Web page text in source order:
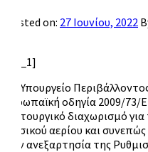
Posted on: 27 Ιουνίου, 2022
[ad_1]
Το Υπουργείο
ευρωπαϊκή οδηγία 2009/
λειτουργικό διαχωρισμό
φυσικού αερίου και
την ανεξαρτησία της